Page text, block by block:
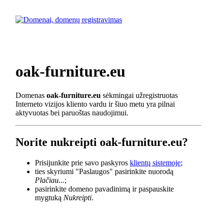
oak-furniture.eu
Domenas oak-furniture.eu sėkmingai užregistruotas
Interneto vizijos kliento vardu ir šiuo metu yra pilnai
aktyvuotas bei paruoštas naudojimui.
Norite nukreipti oak-furniture.eu?
Prisijunkite prie savo paskyros klientų sistemoje;
ties skyriumi "Paslaugos" pasirinkite nuorodą
Plačiau...;
pasirinkite domeno pavadinimą ir paspauskite
mygtuką Nukreipti.